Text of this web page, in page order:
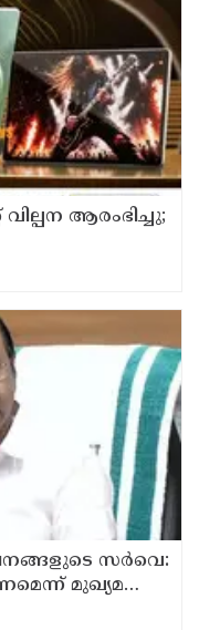
ആരംഭിച്ചു;
സർവെ:
മുഖ്യമന്ത്രി